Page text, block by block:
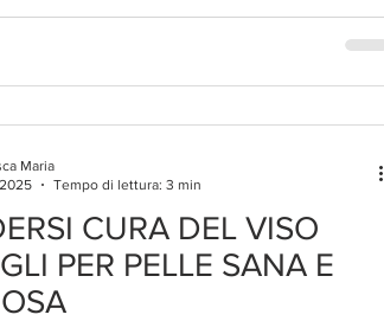
CURA DEL VISO
PER PELLE SANA E
Maria
Tempo di lettura: 3 min